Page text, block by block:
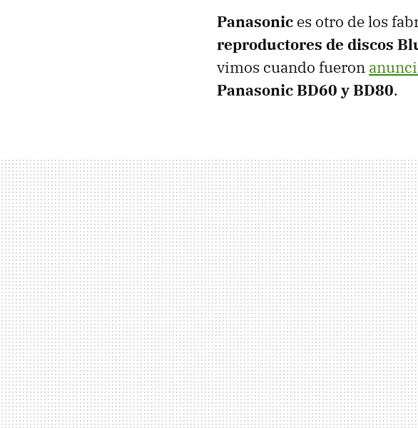
Panasonic es otro de los
reproductores de discos
vimos cuando fueron
Panasonic BD60 y BD80.